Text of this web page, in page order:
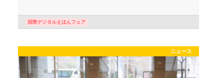
国際デジタルえほんフェア
ニュース